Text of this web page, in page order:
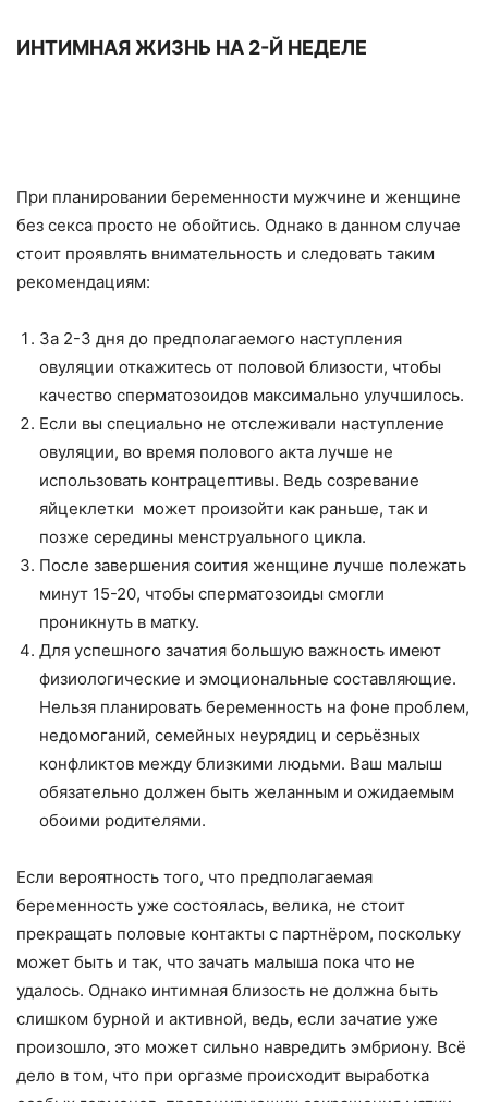
ИНТИМНАЯ ЖИЗНЬ НА 2-Й НЕДЕЛЕ
При планировании беременности мужчине и женщине
без секса просто не обойтись. Однако в данном случае
стоит проявлять внимательность и следовать таким
рекомендациям:
За 2-3 дня до предполагаемого наступления
овуляции откажитесь от половой близости, чтобы
качество сперматозоидов максимально улучшилось.
Если вы специально не отслеживали наступление
овуляции, во время полового акта лучше не
использовать контрацептивы. Ведь созревание
яйцеклетки может произойти как раньше, так и
позже середины менструального цикла.
После завершения соития женщине лучше полежать
минут 15-20, чтобы сперматозоиды смогли
проникнуть в матку.
Для успешного зачатия большую важность имеют
физиологические и эмоциональные составляющие.
Нельзя планировать беременность на фоне проблем,
недомоганий, семейных неурядиц и серьёзных
конфликтов между близкими людьми. Ваш малыш
обязательно должен быть желанным и ожидаемым
обоими родителями.
Если вероятность того, что предполагаемая
беременность уже состоялась, велика, не стоит
прекращать половые контакты с партнёром, поскольку
может быть и так, что зачать малыша пока что не
удалось. Однако интимная близость не должна быть
слишком бурной и активной, ведь, если зачатие уже
произошло, это может сильно навредить эмбриону. Всё
дело в том, что при оргазме происходит выработка